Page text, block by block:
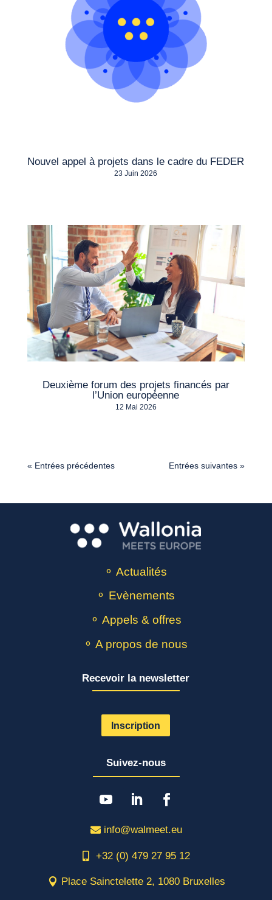
Nouvel appel à projets dans le cadre du FEDER
23 Juin 2026
Deuxième forum des projets financés par
l’Union européenne
12 Mai 2026
« Entrées précédentes Entrées suivantes »
⚬ Actualités
⚬ Evènements
⚬ Appels & offres
⚬ A propos de nous
Recevoir la newsletter
Inscription
Suivez-nous
info@walmeet.eu
+32 (0) 479 27 95 12
Place Sainctelette 2, 1080 Bruxelles